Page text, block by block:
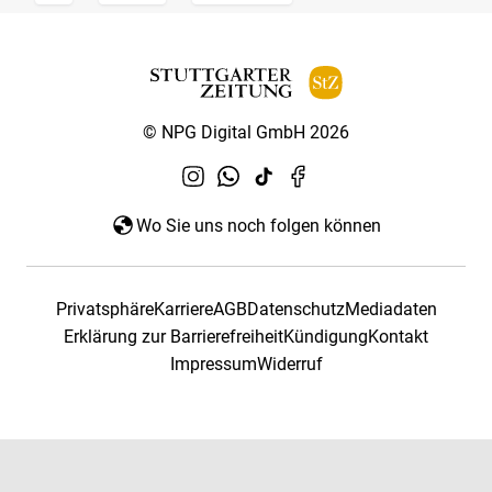
© NPG Digital GmbH 2026
Wo Sie uns noch folgen können
PrivatsphäreKarriereAGBDatenschutzMediadaten
Erklärung zur BarrierefreiheitKündigungKontakt
ImpressumWiderruf